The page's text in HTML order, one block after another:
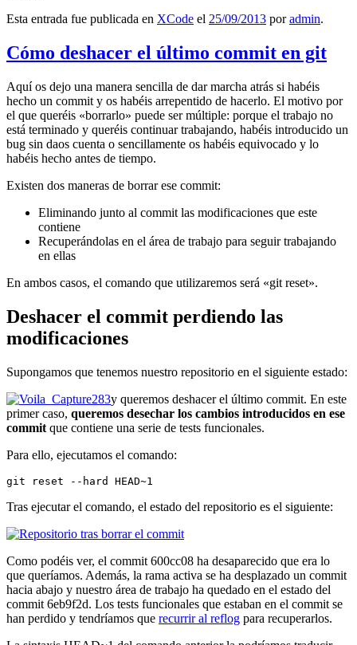
Esta entrada fue publicada en XCode el 25/09/2013 poradmin.
Cómo deshacer el último commit en git
Aquí os dejo una manera sencilla de dar marcha atrás si habéis
hecho un commit y os habéis arrepentido de hacerlo. El motivo por
el que queréis «borrarlo» puede ser múltiple: porque el trabajo no
está terminado y queréis continuar trabajando, habéis introducido un
bug sin daos cuenta o sencillamente os habéis equivocado y lo
habéis hecho antes de tiempo.
Existen dos maneras de borrar ese commit:
Eliminando junto al commit las modificaciones que este
contiene
Recuperándolas en el área de trabajo para seguir trabajando
en ellas
En ambos casos, el comando que utilizaremos será «git reset».
Deshacer el commit perdiendo las
modificaciones
Supongamos que tenemos nuestro repositorio en el siguiente estado:
y queremos deshacer el último commit. En este
primer caso, queremos desechar los cambios introducidos en ese
commit que contiene una serie de tests funcionales.
Para ello, ejecutamos el comando:
git reset --hard HEAD~1
Tras ejecutar el comando, el estado del repositorio es el siguiente:
Como podéis ver, el commit 600cc08 ha desaparecido que era lo
que queríamos. Además, la rama activa se ha desplazado un commit
hacia abajo y nuestro área de trabajo ha quedado en el estado del
commit 6eb9f2d. Los tests funcionales que estaban en el commit se
han perdido y tendríamos que recurrir al reflog para recuperarlos.